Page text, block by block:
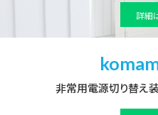
詳細
非常用電源切り替え